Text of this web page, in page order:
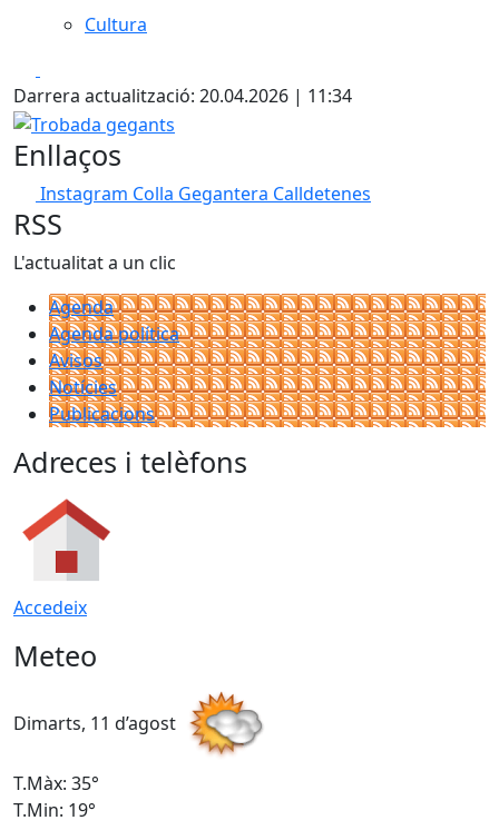
Cultura
Darrera actualització: 20.04.2026 | 11:34
Trobada gegants
Enllaços
Instagram Colla Gegantera Calldetenes
RSS
L'actualitat a un clic
Agenda
Agenda política
Avisos
Notícies
Publicacions
Adreces i telèfons
Accedeix
Meteo
Dimarts, 11 d’agost
T.Màx: 35°
T.Min: 19°